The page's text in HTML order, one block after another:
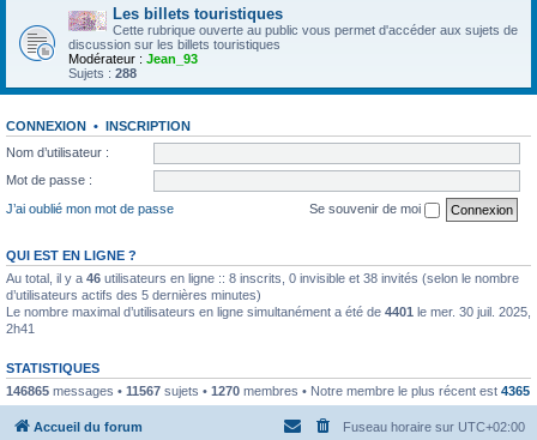
Les billets touristiques
Cette rubrique ouverte au public vous permet d'accéder aux sujets de
discussion sur les billets touristiques
Modérateur : Jean_93
Sujets : 288
CONNEXION • INSCRIPTION
Nom d’utilisateur :
Mot de passe :
J’ai oublié mon mot de passe
Se souvenir de moi
QUI EST EN LIGNE ?
Au total, il y a 46 utilisateurs en ligne :: 8 inscrits, 0 invisible et 38 invités (selon le nombre
d’utilisateurs actifs des 5 dernières minutes)
Le nombre maximal d’utilisateurs en ligne simultanément a été de 4401 le mer. 30 juil. 2025,
2h41
STATISTIQUES
146865 messages • 11567 sujets • 1270 membres • Notre membre le plus récent est 4365
Accueil du forum Fuseau horaire sur UTC+02:00